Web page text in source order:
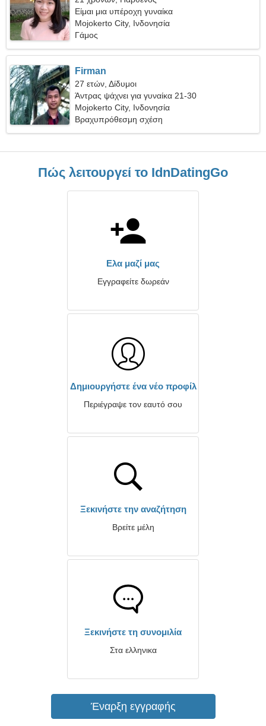
Είμαι μια υπέροχη γυναίκα
Mojokerto City, Ινδονησία
Γάμος
Firman
27 ετών, Δίδυμοι
Άντρας ψάχνει για γυναίκα 21-30
Mojokerto City, Ινδονησία
Βραχυπρόθεσμη σχέση
Πώς λειτουργεί το IdnDatingGo
Ελα μαζί μας
Εγγραφείτε δωρεάν
Δημιουργήστε ένα νέο προφίλ
Περιέγραψε τον εαυτό σου
Ξεκινήστε την αναζήτηση
Βρείτε μέλη
Ξεκινήστε τη συνομιλία
Στα ελληνικα
Έναρξη εγγραφής